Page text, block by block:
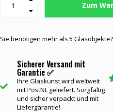
Zum
Sie benötigen mehr als 5
Sicherer Versand mit
Garantie ✅
Ihre Glaskunst wird weltweit
mit PostNL geliefert. Sorgfältig
und sicher verpackt und mit
Liefergarantie!